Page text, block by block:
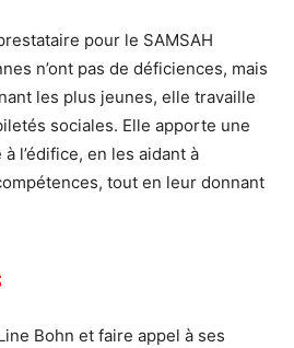
pour le SAMSAH
n’ont pas de déficiences, mais
les plus jeunes, elle travaille
sociales. Elle apporte une
l’édifice, en les aidant à
tout en leur donnant
Bohn et faire appel à ses